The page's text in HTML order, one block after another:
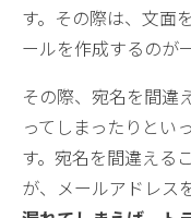
す。その際は、文面
ールを作成するのが
その際、宛名を間違
ってしまったりとい
す。宛名を間違える
が、メールアドレス